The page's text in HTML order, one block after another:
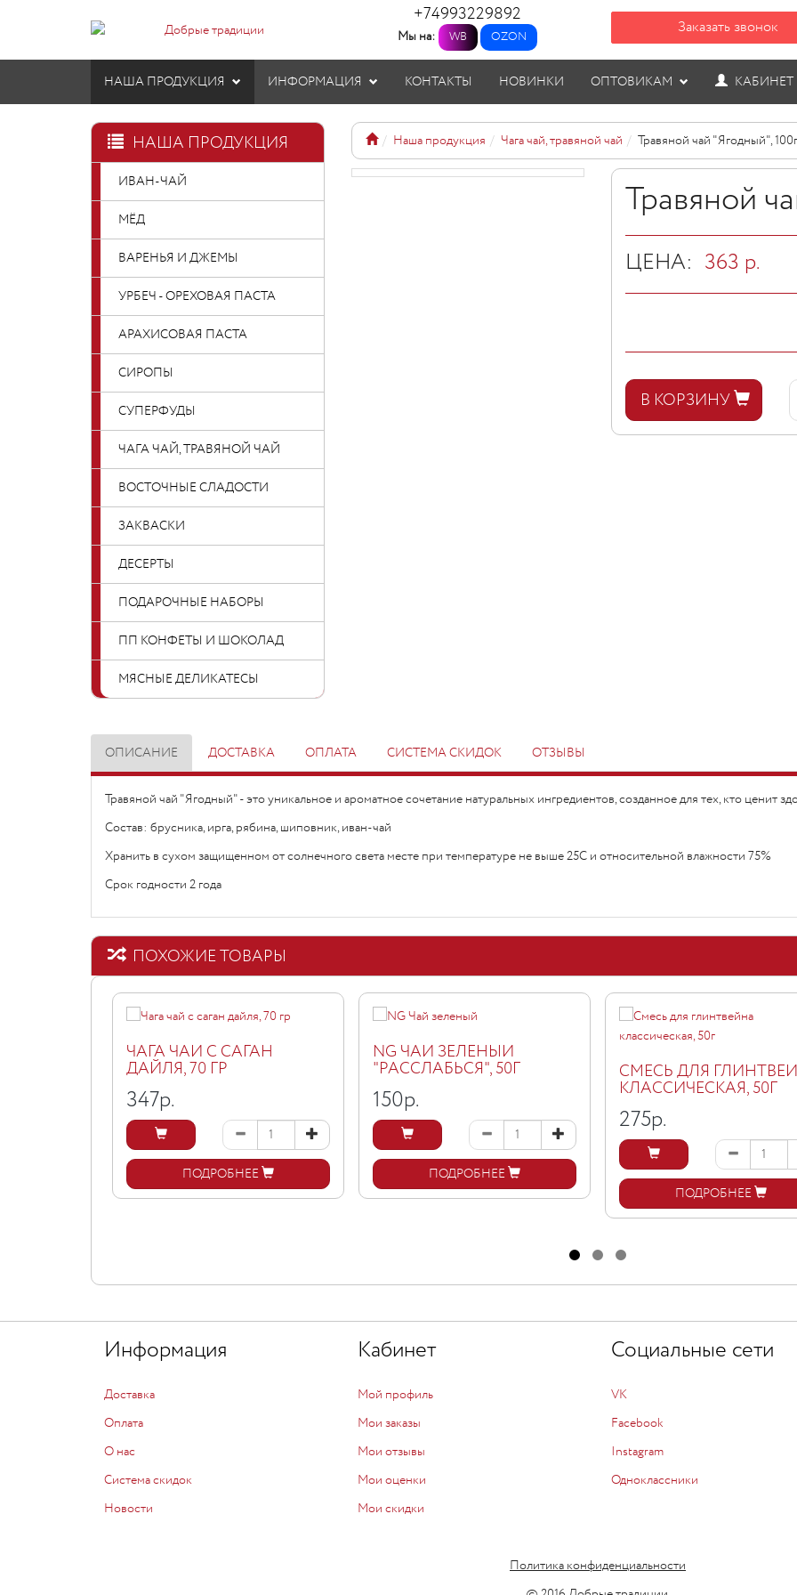
+74993229892
Мы на: WB OZON Заказать звонок
НАША ПРОДУКЦИЯ ИНФОРМАЦИЯ КОНТАКТЫ НОВИНКИ ОПТОВИКАМ КАБИНЕТ
НАША ПРОДУКЦИЯ
ИВАН-ЧАЙ
МЁД
ВАРЕНЬЯ И ДЖЕМЫ
УРБЕЧ - ОРЕХОВАЯ ПАСТА
АРАХИСОВАЯ ПАСТА
СИРОПЫ
СУПЕРФУДЫ
ЧАГА ЧАЙ, ТРАВЯНОЙ ЧАЙ
ВОСТОЧНЫЕ СЛАДОСТИ
ЗАКВАСКИ
ДЕСЕРТЫ
ПОДАРОЧНЫЕ НАБОРЫ
ПП КОНФЕТЫ И ШОКОЛАД
МЯСНЫЕ ДЕЛИКАТЕСЫ
Наша продукция Чага чай, травяной чай Травяной чай "Ягодный", 100г
Травяной
ЦЕНА: 363 р.
В КОРЗИНУ
ОПИСАНИЕ ДОСТАВКА ОПЛАТА СИСТЕМА СКИДОК ОТЗЫВЫ
Травяной чай "Ягодный" - это уникальное и ароматное сочетание натуральных ингредиентов, созданное для тех, кто ценит
Состав: брусника, ирга, рябина, шиповник, иван-чай
Хранить в сухом защищенном от солнечного света месте при температуре не выше 25С и относительной влажности 75%
Срок годности 2 года
ПОХОЖИЕ ТОВАРЫ
ЧАГА ЧАЙ С САГАН
ДАЙЛЯ, 70 ГР
347р.
ПОДРОБНЕЕ
NG ЧАЙ ЗЕЛЕНЫЙ
"РАССЛАБЬСЯ", 50Г
150р.
ПОДРОБНЕЕ
СМЕСЬ ДЛЯ
КЛАССИЧЕСКАЯ, 50Г
275р.
ПОДРОБНЕЕ
Информация
Доставка
Оплата
О нас
Система скидок
Новости
Кабинет
Мой профиль
Мои заказы
Мои отзывы
Мои оценки
Мои скидки
Социальные сети
VK
Facebook
Instagram
Одноклассники
Политика конфиденциальности